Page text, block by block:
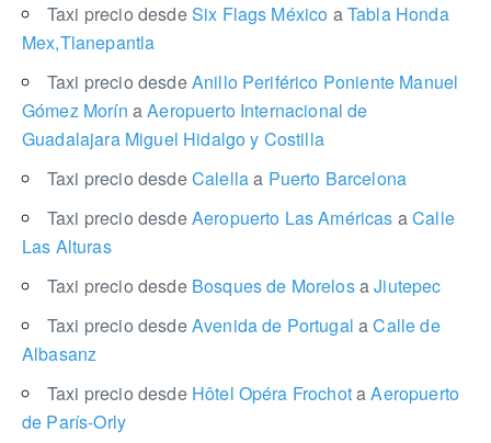
Taxi precio desdeSix Flags México aTabla Honda
Mex,Tlanepantla
Taxi precio desdeAnillo Periférico Poniente Manuel
Gómez Morín aAeropuerto Internacional de
Guadalajara Miguel Hidalgo y Costilla
Taxi precio desdeCalellaa Puerto Barcelona
Taxi precio desdeAeropuerto Las Américas aCalle
Las Alturas
Taxi precio desde Bosques de MorelosaJiutepec
Taxi precio desdeAvenida de PortugalaCalle de
Albasanz
Taxi precio desde Hôtel Opéra FrochotaAeropuerto
de París-Orly